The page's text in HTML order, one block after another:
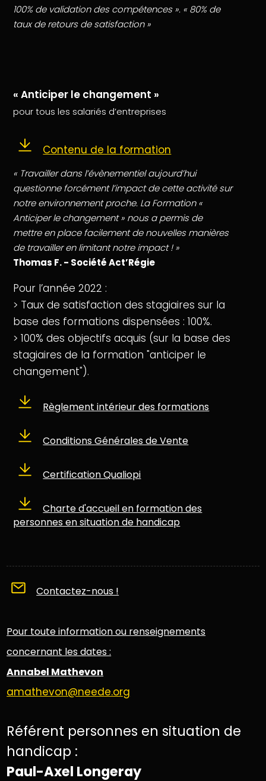
100% de validation des compétences ». « 80% de
taux de retours de satisfaction »
« Anticiper le changement »
pour tous les salariés d’entreprises
Contenu de la formation
« Travailler dans l’évènementiel aujourd’hui
questionne forcément l’impact de cette activité sur
notre environnement proche. La Formation «
Anticiper le changement » nous a permis de
mettre en place facilement de nouvelles manières
de travailler en limitant notre impact ! »
Thomas F. - Société Act’Régie
Pour l’année 2022 :
> Taux de satisfaction des stagiaires sur la
base des formations dispensées : 100%.
> 100% des objectifs acquis (sur la base des
stagiaires de la formation "anticiper le
changement").
Règlement intérieur des formations
Conditions Générales de Vente
Certification Qualiopi
Charte d'accueil en formation des
personnes en situation de handicap
Contactez-nous !
Pour toute information ou renseignements
concernant les dates :
Annabel Mathevon
amathevon@neede.org
Référent personnes en situation de
handicap :
Paul-Axel Longeray